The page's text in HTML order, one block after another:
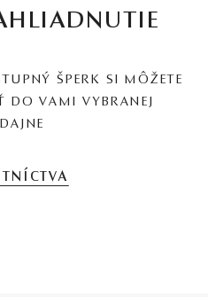
ŠPERK SI MÔŽETE
DO VAMI VYBRANEJ